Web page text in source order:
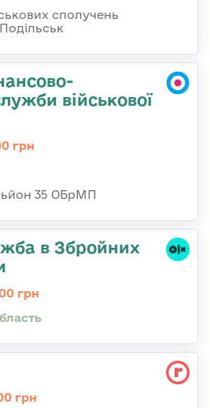
сполучень
Подільськ
військової
грн
35 ОБрМП
в Збройних
грн
грн